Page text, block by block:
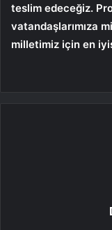
teslim edeceğiz.
vatandaşlarımıza
milletimiz için en